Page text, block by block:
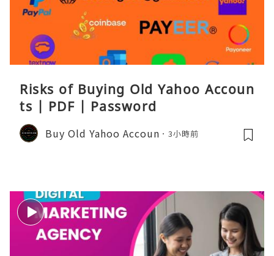
Risks of Buying Old Yahoo Accoun
ts | PDF | Password
Buy Old Yahoo Accoun 3小時前